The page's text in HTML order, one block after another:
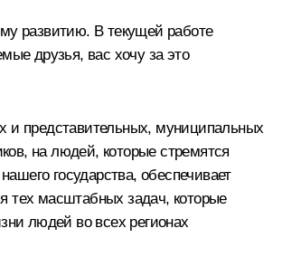
развитию. В текущей работе
друзья, вас хочу за это
и представительных, муниципальных
на людей, которые стремятся
государства, обеспечивает
тех масштабных задач, которые
людей во всех регионах